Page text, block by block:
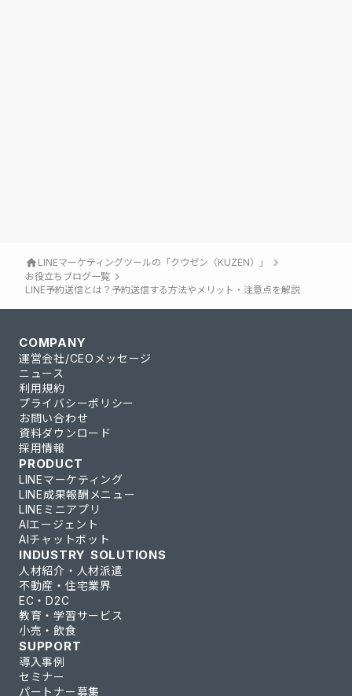
home LINEマーケティングツールの「クウゼン（KUZEN）」 keyboard_arrow_right
お役立ちブログ一覧 keyboard_arrow_right
LINE予約送信とは？予約送信する方法やメリット・注意点を解説
COMPANY
運営会社/CEOメッセージ
ニュース
利用規約
プライバシーポリシー
お問い合わせ
資料ダウンロード
採用情報
PRODUCT
LINEマーケティング
LINE成果報酬メニュー
LINEミニアプリ
AIエージェント
AIチャットボット
INDUSTRY SOLUTIONS
人材紹介・人材派遣
不動産・住宅業界
EC・D2C
教育・学習サービス
小売・飲食
SUPPORT
導入事例
セミナー
パートナー募集